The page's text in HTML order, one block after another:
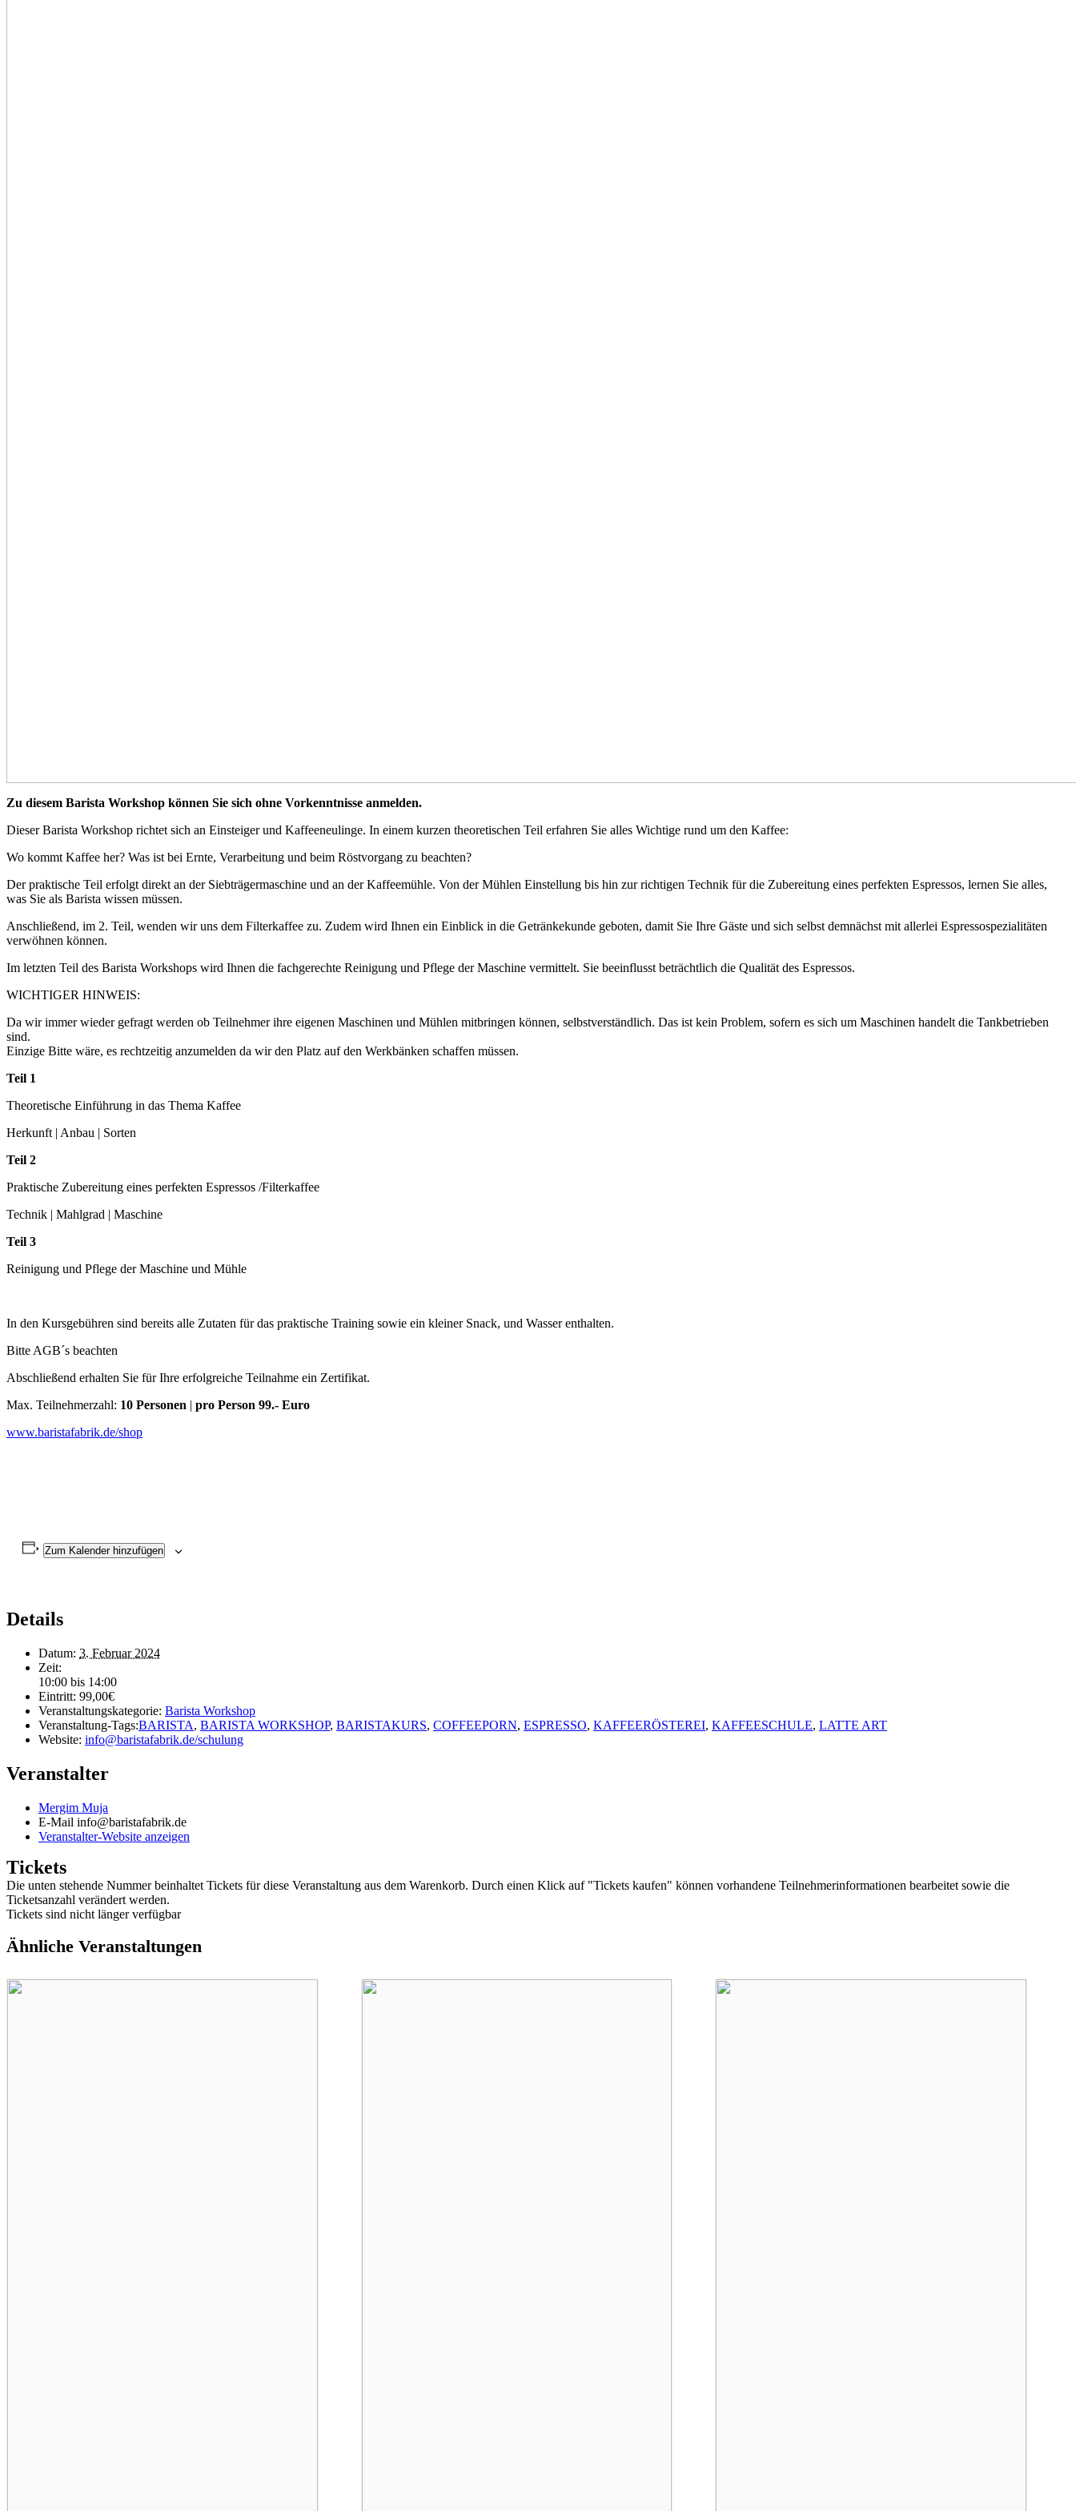
Zu diesem Barista Workshop können Sie sich ohne Vorkenntnisse anmelden.
Dieser Barista Workshop richtet sich an Einsteiger und Kaffeeneulinge. In einem kurzen theoretischen Teil erfahren Sie alles Wichtige rund um den Kaffee:
Wo kommt Kaffee her? Was ist bei Ernte, Verarbeitung und beim Röstvorgang zu beachten?
Der praktische Teil erfolgt direkt an der Siebträgermaschine und an der Kaffeemühle. Von der Mühlen Einstellung bis hin zur richtigen Technik für die Zubereitung eines perfekten Espressos, lernen Sie alles,
was Sie als Barista wissen müssen.
Anschließend, im 2. Teil, wenden wir uns dem Filterkaffee zu. Zudem wird Ihnen ein Einblick in die Getränkekunde geboten, damit Sie Ihre Gäste und sich selbst demnächst mit allerlei Espressospezialitäten
verwöhnen können.
Im letzten Teil des Barista Workshops wird Ihnen die fachgerechte Reinigung und Pflege der Maschine vermittelt. Sie beeinflusst beträchtlich die Qualität des Espressos.
WICHTIGER HINWEIS:
Da wir immer wieder gefragt werden ob Teilnehmer ihre eigenen Maschinen und Mühlen mitbringen können, selbstverständlich. Das ist kein Problem, sofern es sich um Maschinen handelt die Tankbetrieben
sind.
Einzige Bitte wäre, es rechtzeitig anzumelden da wir den Platz auf den Werkbänken schaffen müssen.
Teil 1
Theoretische Einführung in das Thema Kaffee
Herkunft | Anbau | Sorten
Teil 2
Praktische Zubereitung eines perfekten Espressos /Filterkaffee
Technik | Mahlgrad | Maschine
Teil 3
Reinigung und Pflege der Maschine und Mühle
In den Kursgebühren sind bereits alle Zutaten für das praktische Training sowie ein kleiner Snack, und Wasser enthalten.
Bitte AGB´s beachten
Abschließend erhalten Sie für Ihre erfolgreiche Teilnahme ein Zertifikat.
Max. Teilnehmerzahl: 10 Personen | pro Person 99.- Euro
www.baristafabrik.de/shop
Zum Kalender hinzufügen
Details
Datum: 3. Februar 2024
Zeit:
10:00 bis 14:00
Eintritt: 99,00€
Veranstaltungskategorie: Barista Workshop
Veranstaltung-Tags:BARISTA, BARISTA WORKSHOP, BARISTAKURS, COFFEEPORN, ESPRESSO, KAFFEERÖSTEREI, KAFFEESCHULE, LATTE ART
Website: info@baristafabrik.de/schulung
Veranstalter
Mergim Muja
E-Mail info@baristafabrik.de
Veranstalter-Website anzeigen
Tickets
Die unten stehende Nummer beinhaltet Tickets für diese Veranstaltung aus dem Warenkorb. Durch einen Klick auf "Tickets kaufen" können vorhandene Teilnehmerinformationen bearbeitet sowie die
Ticketsanzahl verändert werden.
Tickets sind nicht länger verfügbar
Ähnliche Veranstaltungen